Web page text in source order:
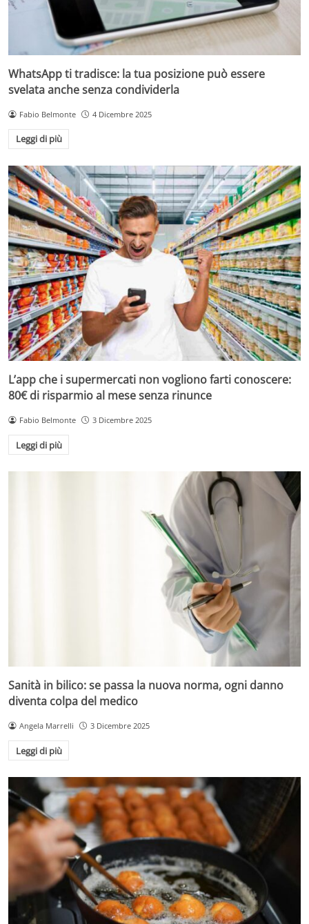
WhatsApp ti tradisce: la tua posizione può essere
svelata anche senza condividerla
Fabio Belmonte 4 Dicembre 2025
Leggi di più
L’app che i supermercati non vogliono farti conoscere:
80€ di risparmio al mese senza rinunce
Fabio Belmonte 3 Dicembre 2025
Leggi di più
Sanità in bilico: se passa la nuova norma, ogni danno
diventa colpa del medico
Angela Marrelli 3 Dicembre 2025
Leggi di più